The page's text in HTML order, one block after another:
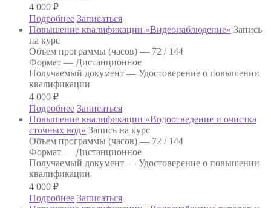
4 000 ₽
Подробнее Записаться
Повышение квалификации «Видеонаблюдение» Запись
на курс
Объем программы (часов) — 72 / 144
Формат — Дистанционное
Получаемый документ — Удостоверение о повышении
квалификации
4 000 ₽
Подробнее Записаться
Повышение квалификации «Водоотведение и очистка
сточных вод» Запись на курс
Объем программы (часов) — 72 / 144
Формат — Дистанционное
Получаемый документ — Удостоверение о повышении
квалификации
4 000 ₽
Подробнее Записаться